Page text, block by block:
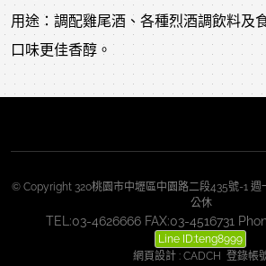
用途：調配雞尾酒、各種烈酒調飲料及
口味更佳香醇。
© Copyright 320桃園市中壢區中園路二段435號-1 週
公休
TEL:03-4626666 FAX:03-4516731
Line ID:teng8999
網頁設計 : CADCH 登錄帳